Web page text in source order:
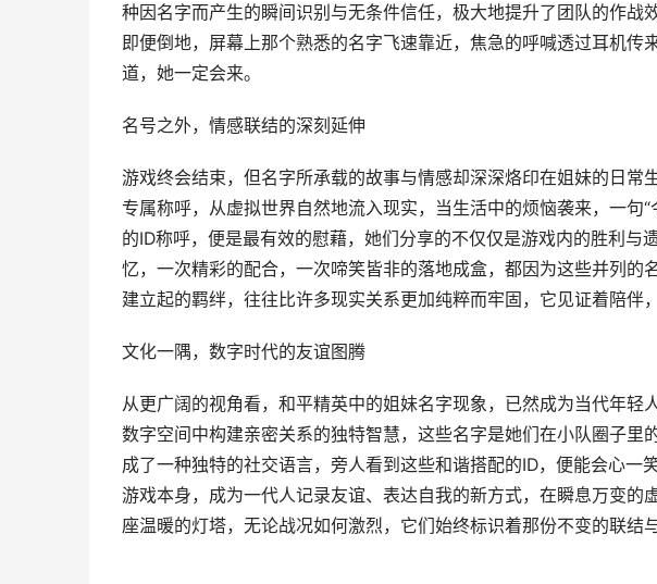
种因名字而产生的瞬间识别与无条件信任，极大地提升了团队的作战
即便倒地，屏幕上那个熟悉的名字飞速靠近，焦急的呼喊透过耳机传
道，她一定会来。
名号之外，情感联结的深刻延伸
游戏终会结束，但名字所承载的故事与情感却深深烙印在姐妹的日常
专属称呼，从虚拟世界自然地流入现实，当生活中的烦恼袭来，一句
的ID称呼，便是最有效的慰藉，她们分享的不仅仅是游戏内的胜利与
忆，一次精彩的配合，一次啼笑皆非的落地成盒，都因为这些并列的
建立起的羁绊，往往比许多现实关系更加纯粹而牢固，它见证着陪伴
文化一隅，数字时代的友谊图腾
从更广阔的视角看，和平精英中的姐妹名字现象，已然成为当代年轻
数字空间中构建亲密关系的独特智慧，这些名字是她们在小队圈子里
成了一种独特的社交语言，旁人看到这些和谐搭配的ID，便能会心一
游戏本身，成为一代人记录友谊、表达自我的新方式，在瞬息万变的
座温暖的灯塔，无论战况如何激烈，它们始终标识着那份不变的联结与